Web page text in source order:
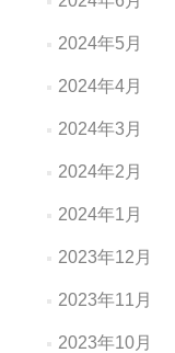
2024年5月
2024年4月
2024年3月
2024年2月
2024年1月
2023年12月
2023年11月
2023年10月